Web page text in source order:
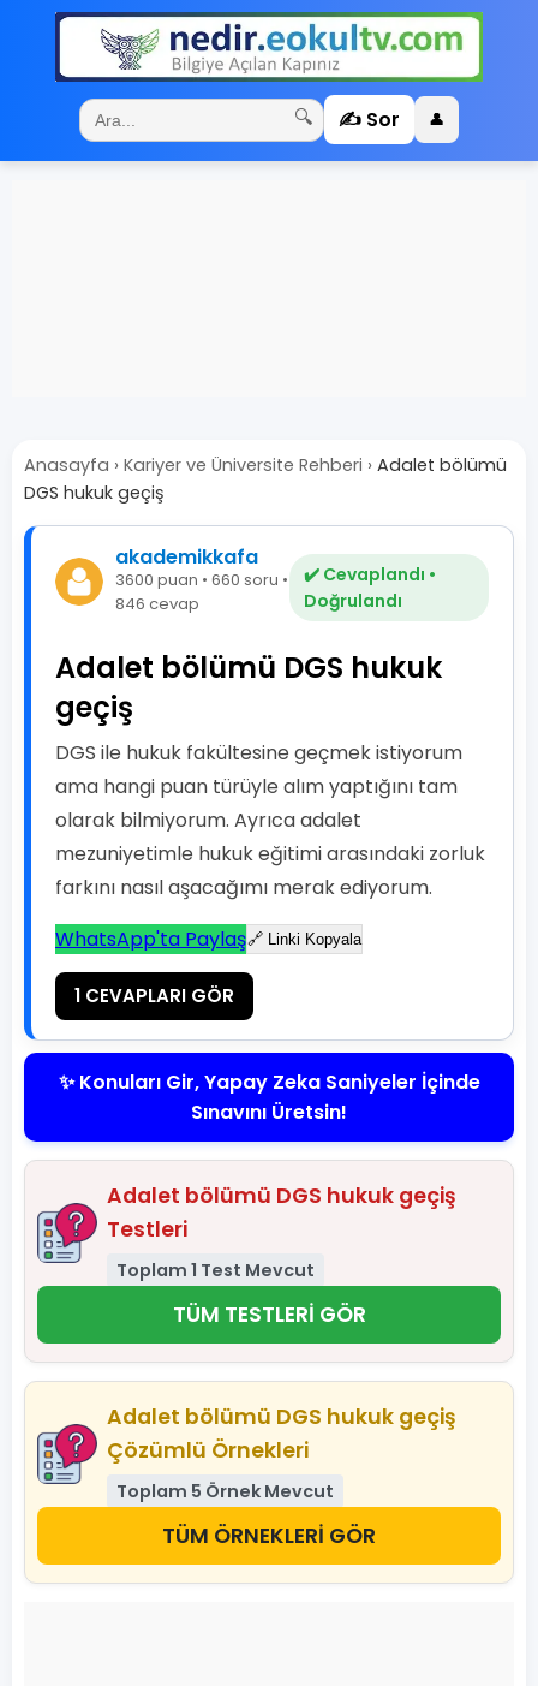
🔍 ✍️ Sor 👤
Anasayfa › Kariyer ve Üniversite Rehberi › Adalet bölümü
DGS hukuk geçiş
akademikkafa
3600 puan • 660 soru •
846 cevap
✔️ Cevaplandı •
Doğrulandı
Adalet bölümü DGS hukuk
geçiş
DGS ile hukuk fakültesine geçmek istiyorum
ama hangi puan türüyle alım yaptığını tam
olarak bilmiyorum. Ayrıca adalet
mezuniyetimle hukuk eğitimi arasındaki zorluk
farkını nasıl aşacağımı merak ediyorum.
WhatsApp'ta Paylaş🔗 Linki Kopyala
1 CEVAPLARI GÖR
✨ Konuları Gir, Yapay Zeka Saniyeler İçinde
Sınavını Üretsin!
Adalet bölümü DGS hukuk geçiş
Testleri
Toplam 1 Test Mevcut
TÜM TESTLERİ GÖR
Adalet bölümü DGS hukuk geçiş
Çözümlü Örnekleri
Toplam 5 Örnek Mevcut
TÜM ÖRNEKLERİ GÖR